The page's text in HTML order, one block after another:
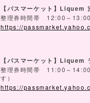
【パスマーケット】 Liquem
整理券時間帯 12:00 ～ 13:00
https://
【パスマーケット】 Liquem
整理券時間帯 11:00 ～ 14:00
す）
https://